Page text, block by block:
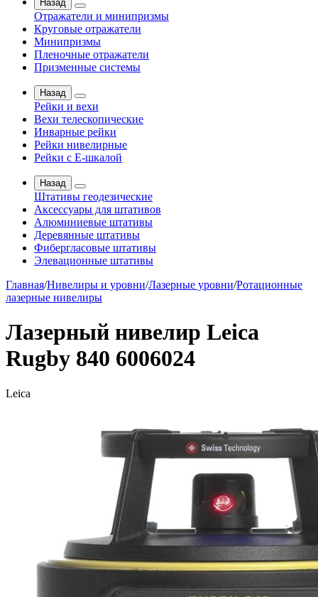
Назад
Отражатели и минипризмы
Круговые отражатели
Минипризмы
Пленочные отражатели
Призменные системы
Назад
Рейки и вехи
Вехи телескопические
Инварные рейки
Рейки нивелирные
Рейки с Е-шкалой
Назад
Штативы геодезические
Аксессуары для штативов
Алюминиевые штативы
Деревянные штативы
Фибергласовые штативы
Элевационные штативы
Главная/Нивелиры и уровни/Лазерные уровни/Ротационные
лазерные нивелиры
Лазерный нивелир Leica
Rugby 840 6006024
Leica